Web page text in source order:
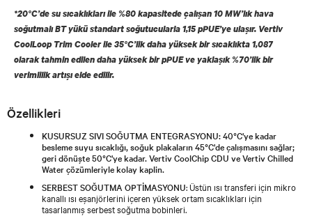
*20°C’de su sıcaklıkları ile %80 kapasitede çalışan 10 MW’lık hava
soğutmalı BT yükü standart soğutucularla 1,15 pPUE’ye ulaşır. Vertiv
CoolLoop Trim Cooler ile 35°C’lik daha yüksek bir sıcaklıkta 1,087
olarak tahmin edilen daha yüksek bir pPUE ve yaklaşık %70’lik bir
verimlilik artışı elde edilir.
Özellikleri
KUSURSUZ SIVI SOĞUTMA ENTEGRASYONU: 40°C'ye kadar
besleme suyu sıcaklığı, soğuk plakaların 45°C'de çalışmasını sağlar;
geri dönüşte 50°C'ye kadar. Vertiv CoolChip CDU ve Vertiv Chilled
Water çözümleriyle kolay kaplin.
SERBEST SOĞUTMA OPTİMASYONU: Üstün ısı transferi için mikro
kanallı ısı eşanjörlerini içeren yüksek ortam sıcaklıkları için
tasarlanmış serbest soğutma bobinleri.